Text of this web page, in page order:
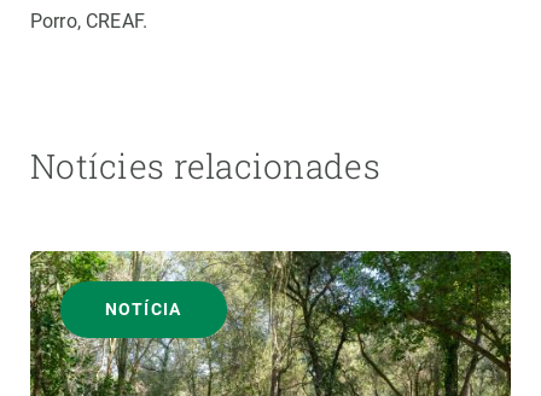
Porro, CREAF.
Notícies relacionades
NOTÍCIA